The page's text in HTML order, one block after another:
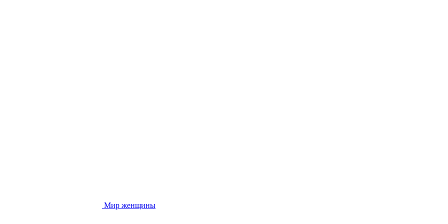
Мир женщины